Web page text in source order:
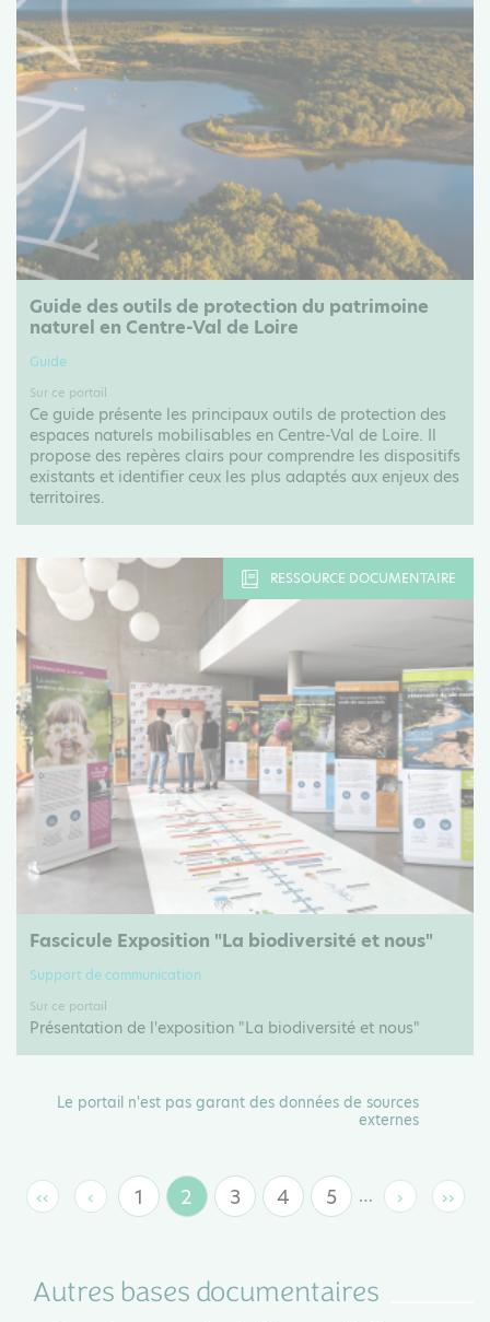
Guide des outils de protection du patrimoine
naturel en Centre-Val de Loire
Guide
Sur ce portail
Ce guide présente les principaux outils de protection des
espaces naturels mobilisables en Centre-Val de Loire. Il
propose des repères clairs pour comprendre les dispositifs
existants et identifier ceux les plus adaptés aux enjeux des
territoires.
RESSOURCE DOCUMENTAIRE
Fascicule Exposition "La biodiversité et nous"
Support de communication
Sur ce portail
Présentation de l'exposition "La biodiversité et nous"
Le portail n'est pas garant des données de sources
externes
Première
‹‹
Page
‹ Page
1
Page
2 Page
3 Page
4 Page
5 …
Page
› ››
Autres bases documentaires